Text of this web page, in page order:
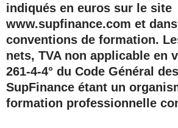
indiqués en euros sur le site
www.supfinance.com et
conventions de formation.
nets, TVA non applicable en
261-4-4° du Code Général
SupFinance étant un
formation professionnelle